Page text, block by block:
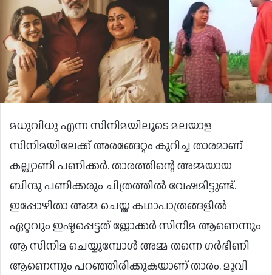
മധുവിധു എന്ന സിനിമയിലൂടെ മലയാള
സിനിമയിലേക്ക് അരങ്ങേറ്റം കുറിച്ച താരമാണ്
കല്ല്യാണി പണിക്കര്‍. താരത്തിന്റെ അമ്മയായ
ബിന്ദു പണിക്കരും ചിത്രത്തില്‍ വേഷമിട്ടുണ്ട്.
ഇപ്പോഴിതാ അമ്മ ചെയ്ത കഥാപാത്രങ്ങളില്‍
ഏറ്റവും ഇഷ്ടപ്പെട്ടത് ജോക്കര്‍ സിനിമ ആണെന്നും
ആ സിനിമ ചെയ്യുമ്പോള്‍ അമ്മ തന്നെ ഗര്‍ഭിണി
ആണെന്നും പറഞ്ഞിരിക്കുകയാണ് താരം. മൂവി